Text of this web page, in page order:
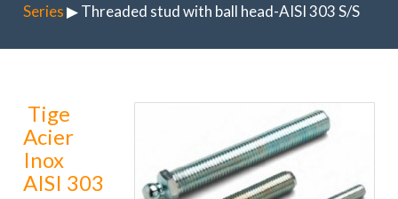
Series▶ Threaded stud with ball head-AISI 303 S/S
Tige
Acier
Inox
AISI 303